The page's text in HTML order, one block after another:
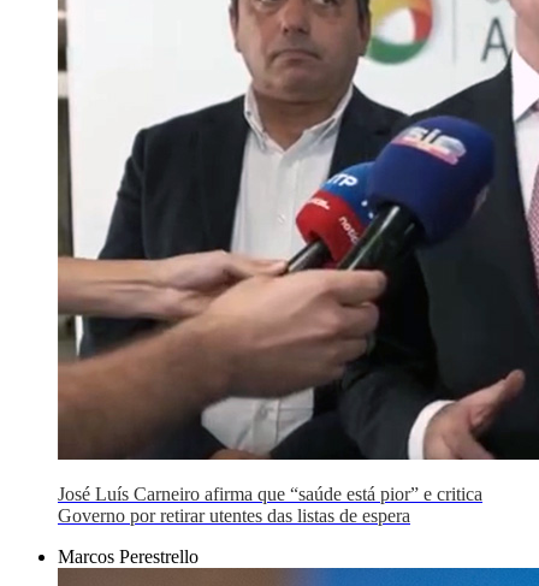
José Luís Carneiro afirma que “saúde está pior” e critica
Governo por retirar utentes das listas de espera
Marcos Perestrello